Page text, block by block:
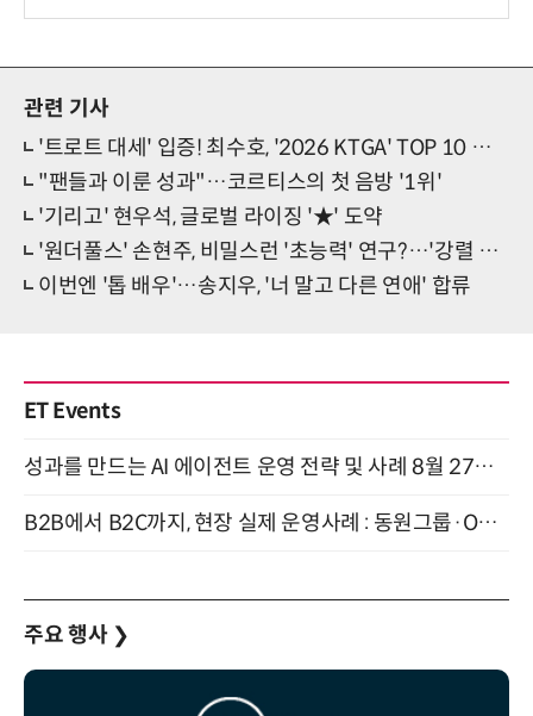
관련 기사
'트로트 대세' 입증! 최수호, '2026 KTGA' TOP 10 등극
"팬들과 이룬 성과"…코르티스의 첫 음방 '1위'
'기리고' 현우석, 글로벌 라이징 '★' 도약
'원더풀스' 손현주, 비밀스런 '초능력' 연구?…'강렬 존재감' 예고
이번엔 '톱 배우'…송지우, '너 말고 다른 연애' 합류
ET Events
성과를 만드는 AI 에이전트 운영 전략 및 사례 8월 27일 개최
B2B에서 B2C까지, 현장 실제 운영사례 : 동원그룹·OCI·다이닝브랜즈그룹·당근 (8/27)
주요 행사 ❯